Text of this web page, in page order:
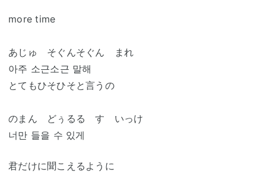
more time
あじゅ そぐんそぐん まれ
아주 소근소근 말해
とてもひそひそと言うの
のまん どぅるる す いっけ
너만 들을 수 있게
君だけに聞こえるように